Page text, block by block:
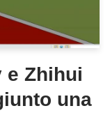
e Zhihui
una